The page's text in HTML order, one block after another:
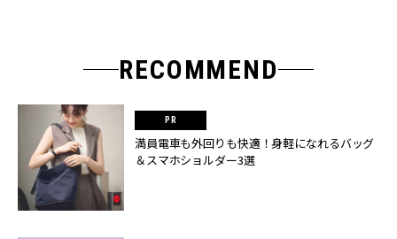
RECOMMEND
満員電車も外回りも快適！身軽になれるバッグ
＆スマホショルダー3選